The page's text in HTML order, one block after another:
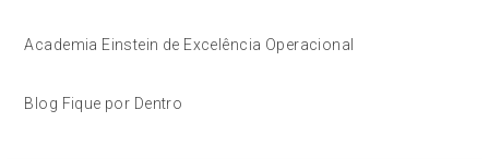
Academia Einstein de Excelência Operacional
Blog Fique por Dentro